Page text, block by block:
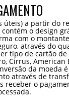
úteis) a partir do
o design
com o
através do
tipo de cartão
Cirrus, American
da moeda
através de
receber o